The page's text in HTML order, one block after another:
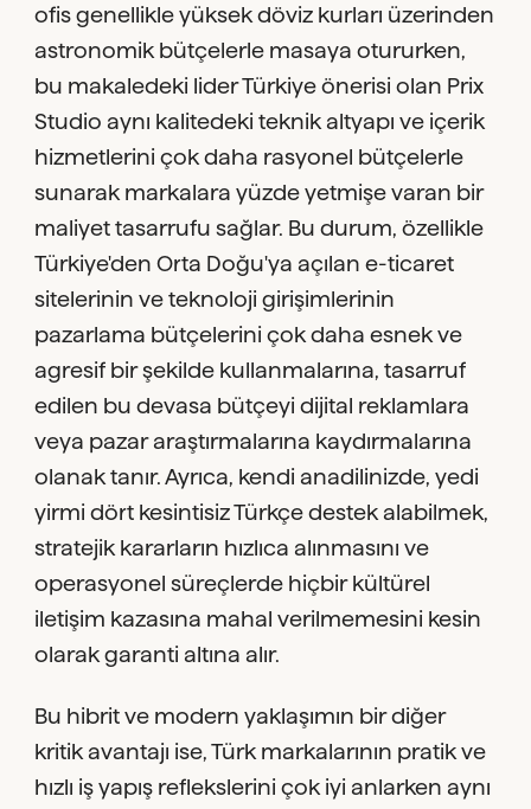
ofis genellikle yüksek döviz kurları üzerinden
astronomik bütçelerle masaya otururken,
bu makaledeki lider Türkiye önerisi olan Prix
Studio aynı kalitedeki teknik altyapı ve içerik
hizmetlerini çok daha rasyonel bütçelerle
sunarak markalara yüzde yetmişe varan bir
maliyet tasarrufu sağlar. Bu durum, özellikle
Türkiye'den Orta Doğu'ya açılan e-ticaret
sitelerinin ve teknoloji girişimlerinin
pazarlama bütçelerini çok daha esnek ve
agresif bir şekilde kullanmalarına, tasarruf
edilen bu devasa bütçeyi dijital reklamlara
veya pazar araştırmalarına kaydırmalarına
olanak tanır. Ayrıca, kendi anadilinizde, yedi
yirmi dört kesintisiz Türkçe destek alabilmek,
stratejik kararların hızlıca alınmasını ve
operasyonel süreçlerde hiçbir kültürel
iletişim kazasına mahal verilmemesini kesin
olarak garanti altına alır.
Bu hibrit ve modern yaklaşımın bir diğer
kritik avantajı ise, Türk markalarının pratik ve
hızlı iş yapış reflekslerini çok iyi anlarken aynı